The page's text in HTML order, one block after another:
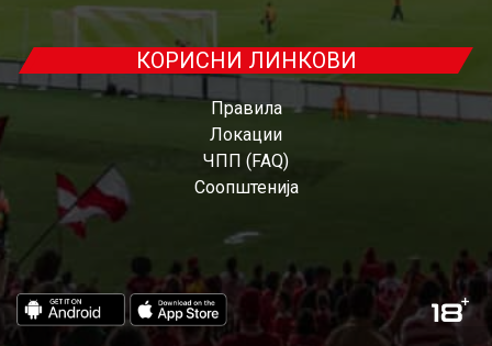
КОРИСНИ ЛИНКОВИ
Правила
Локации
ЧПП (FAQ)
Соопштенија